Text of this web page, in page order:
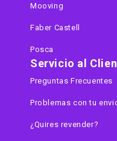
Mooving
Faber Castell
Posca
Servicio al
Preguntas Frecuentes
Problemas con tu
¿Quires revender?